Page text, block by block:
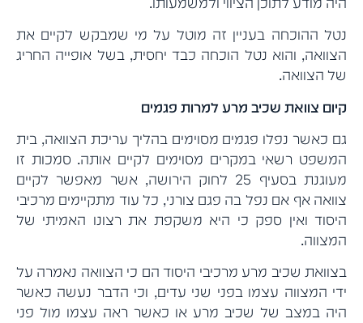
נטל ההוכחה בעניין זה מוטל על מי שמבקש לקיים את
הצוואה, והוא נטל הוכחה כבד יחסית, בשל אופייה החריג
של הצוואה.
קיום צוואת שכיב מרע למרות פגמים
גם כאשר נפלו פגמים מסוימים בהליך עריכת הצוואה, בית
המשפט רשאי במקרים מסוימים לקיים אותה. סמכות זו
מעוגנת בסעיף 25 לחוק הירושה, אשר מאפשר לקיים
צוואה אף אם נפל בה פגם צורני, כל עוד מתקיימים מרכיבי
היסוד ואין ספק כי היא משקפת את רצונו האמיתי של
המצווה.
בצוואת שכיב מרע מרכיבי היסוד הם כי הצוואה נאמרה על
ידי המצווה עצמו בפני שני עדים, וכי הדבר נעשה כאשר
היה במצב של שכיב מרע או כאשר ראה עצמו מול פני